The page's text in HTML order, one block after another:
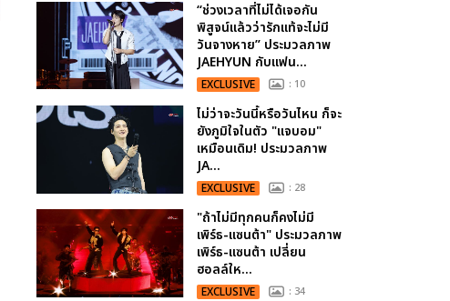
“ช่วงเวลาที่ไม่ได้เจอกัน
พิสูจน์แล้วว่ารักแท้จะไม่มี
วันจางหาย” ประมวลภาพ
JAEHYUN กับแฟน...
EXCLUSIVE : 10
ไม่ว่าจะวันนี้หรือวันไหน ก็จะ
ยังภูมิใจในตัว "แจบอม"
เหมือนเดิม! ประมวลภาพ
JA...
EXCLUSIVE : 28
"ถ้าไม่มีทุกคนก็คงไม่มี
เพิร์ธ-แซนต้า" ประมวลภาพ
เพิร์ธ-แซนต้า เปลี่ยน
ฮอลล์ให...
EXCLUSIVE : 34